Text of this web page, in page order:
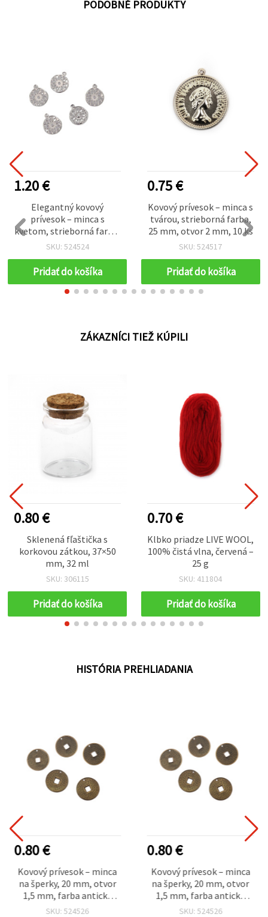
PODOBNÉ PRODUKTY
1.20 €
Elegantný kovový
prívesok – minca s
kvetom, strieborná farba,
15 mm, otvor 1,5 mm, 50
SKU: 524524
Pridať do košíka
0.75 €
Kovový prívesok – minca s
tvárou, strieborná farba,
25 mm, otvor 2 mm, 10 ks
SKU: 524517
Pridať do košíka
ZÁKAZNÍCI TIEŽ KÚPILI
0.80 €
Sklenená fľaštička s
korkovou zátkou, 37×50
mm, 32 ml
SKU: 306115
Pridať do košíka
0.70 €
Klbko priadze LIVE WOOL,
100% čistá vlna, červená –
25 g
SKU: 411804
Pridať do košíka
HISTÓRIA PREHLIADANIA
0.80 €
Kovový prívesok – minca
na šperky, 20 mm, otvor
1,5 mm, farba antická
bronzová – 20 ks
SKU: 524526
0.80 €
Kovový prívesok – minca
na šperky, 20 mm, otvor
1,5 mm, farba antická
bronzová – 20 ks
SKU: 524526